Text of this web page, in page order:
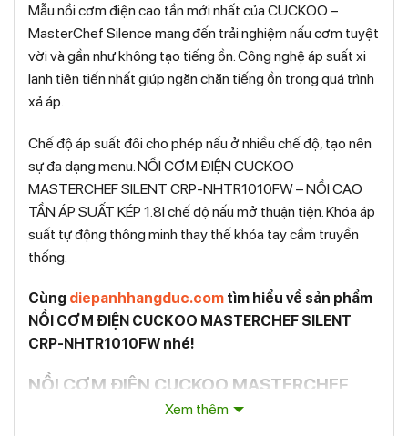
Mẫu nồi cơm điện cao tần mới nhất của CUCKOO –
MasterChef Silence mang đến trải nghiệm nấu cơm tuyệt
vời và gần như không tạo tiếng ồn. Công nghệ áp suất xi
lanh tiên tiến nhất giúp ngăn chặn tiếng ồn trong quá trình
xả áp.
Chế độ áp suất đôi cho phép nấu ở nhiều chế độ, tạo nên
sự đa dạng menu. NỒI CƠM ĐIỆN CUCKOO
MASTERCHEF SILENT CRP-NHTR1010FW – NỒI CAO
TẦN ÁP SUẤT KÉP 1.8l chế độ nấu mở thuận tiện. Khóa áp
suất tự động thông minh thay thế khóa tay cầm truyền
thống.
Cùng diepanhhangduc.com tìm hiểu về sản phẩm
NỒI CƠM ĐIỆN CUCKOO MASTERCHEF SILENT
CRP-NHTR1010FW nhé!
NỒI CƠM ĐIỆN CUCKOO MASTERCHEF
SILENT CRP-NHTR1010FW
Xem thêm